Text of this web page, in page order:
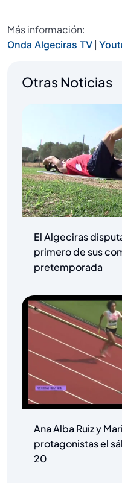
Más información:
Onda Algeciras TV |
Otras Noticias
El Algeciras
primero de sus
pretemporada
Ana Alba Ruiz y
protagonistas el
20